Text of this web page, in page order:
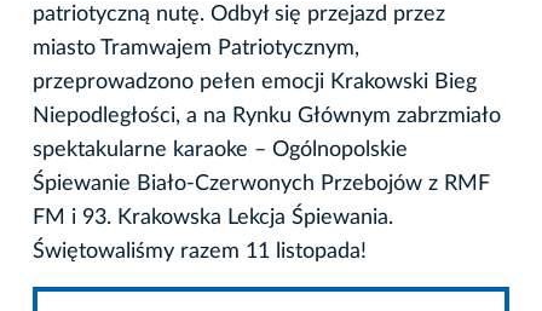
patriotyczną nutę. Odbył się przejazd przez
miasto Tramwajem Patriotycznym,
przeprowadzono pełen emocji Krakowski Bieg
Niepodległości, a na Rynku Głównym zabrzmiało
spektakularne karaoke – Ogólnopolskie
Śpiewanie Biało-Czerwonych Przebojów z RMF
FM i 93. Krakowska Lekcja Śpiewania.
Świętowaliśmy razem 11 listopada!